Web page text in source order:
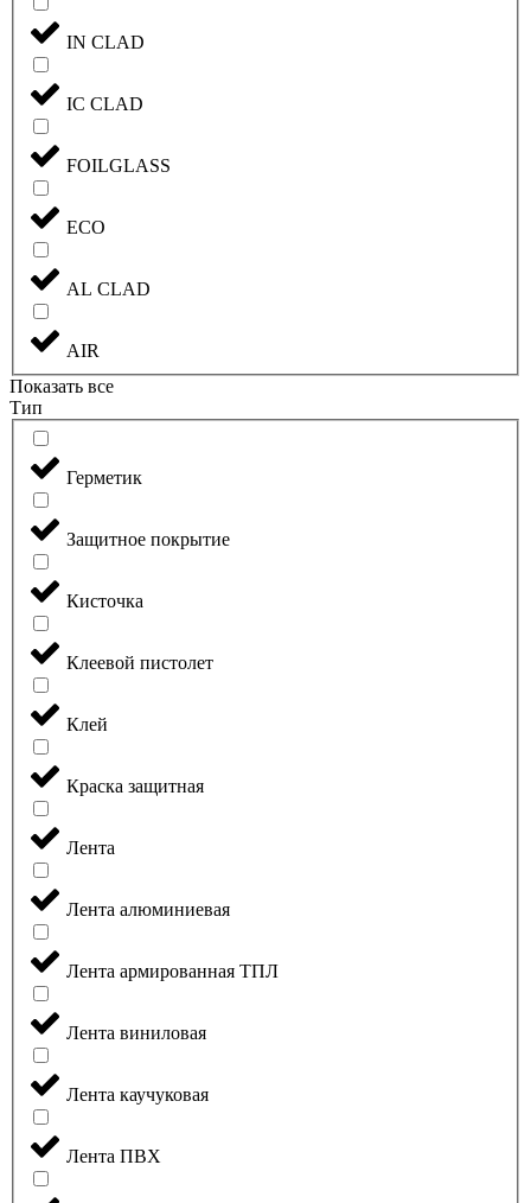
IN CLAD
IC CLAD
FOILGLASS
ECO
AL CLAD
AIR
Показать все
Тип
Герметик
Защитное покрытие
Кисточка
Клеевой пистолет
Клей
Краска защитная
Лента
Лента алюминиевая
Лента армированная ТПЛ
Лента виниловая
Лента каучуковая
Лента ПВХ